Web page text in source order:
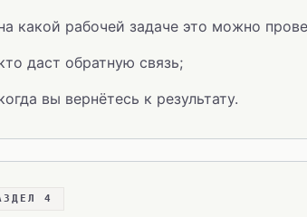
какой рабочей задаче это можно
даст обратную связь;
вы вернётесь к результату.
4